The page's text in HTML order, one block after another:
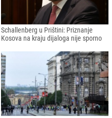
Schallenberg u Prištini: Priznanje
Kosova na kraju dijaloga nije sporno